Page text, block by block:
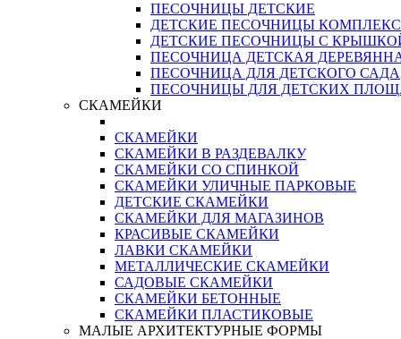
ПЕСОЧНИЦЫ ДЕТСКИЕ
ДЕТСКИЕ ПЕСОЧНИЦЫ
ДЕТСКИЕ ПЕСОЧНИЦЫ С
ПЕСОЧНИЦА ДЕТСКАЯ
ПЕСОЧНИЦА ДЛЯ ДЕТСКОГО САДА
ПЕСОЧНИЦЫ ДЛЯ ДЕТСКИХ
СКАМЕЙКИ
СКАМЕЙКИ
СКАМЕЙКИ В РАЗДЕВАЛКУ
СКАМЕЙКИ СО СПИНКОЙ
СКАМЕЙКИ УЛИЧНЫЕ ПАРКОВЫЕ
ДЕТСКИЕ СКАМЕЙКИ
СКАМЕЙКИ ДЛЯ МАГАЗИНОВ
КРАСИВЫЕ СКАМЕЙКИ
ЛАВКИ СКАМЕЙКИ
МЕТАЛЛИЧЕСКИЕ СКАМЕЙКИ
САДОВЫЕ СКАМЕЙКИ
СКАМЕЙКИ БЕТОННЫЕ
СКАМЕЙКИ ПЛАСТИКОВЫЕ
МАЛЫЕ АРХИТЕКТУРНЫЕ ФОРМЫ